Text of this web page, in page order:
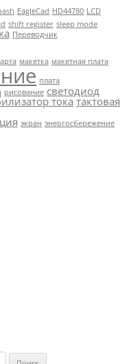
EagleCad HD44780 LCD
shift register sleep mode
Переводчик
макетка макетная плата
плата
рисование светодиод
тока тактовая
экран энергосбережение